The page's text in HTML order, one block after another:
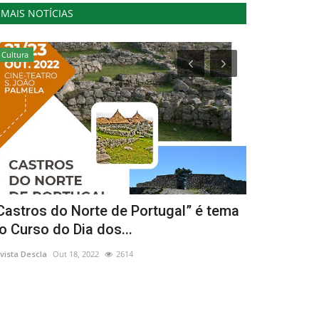
MAIS NOTÍCIAS
Cultura
do Norte de Portugal” é tema
Curso do Dia dos...
Descla Out 18, 2022 2614